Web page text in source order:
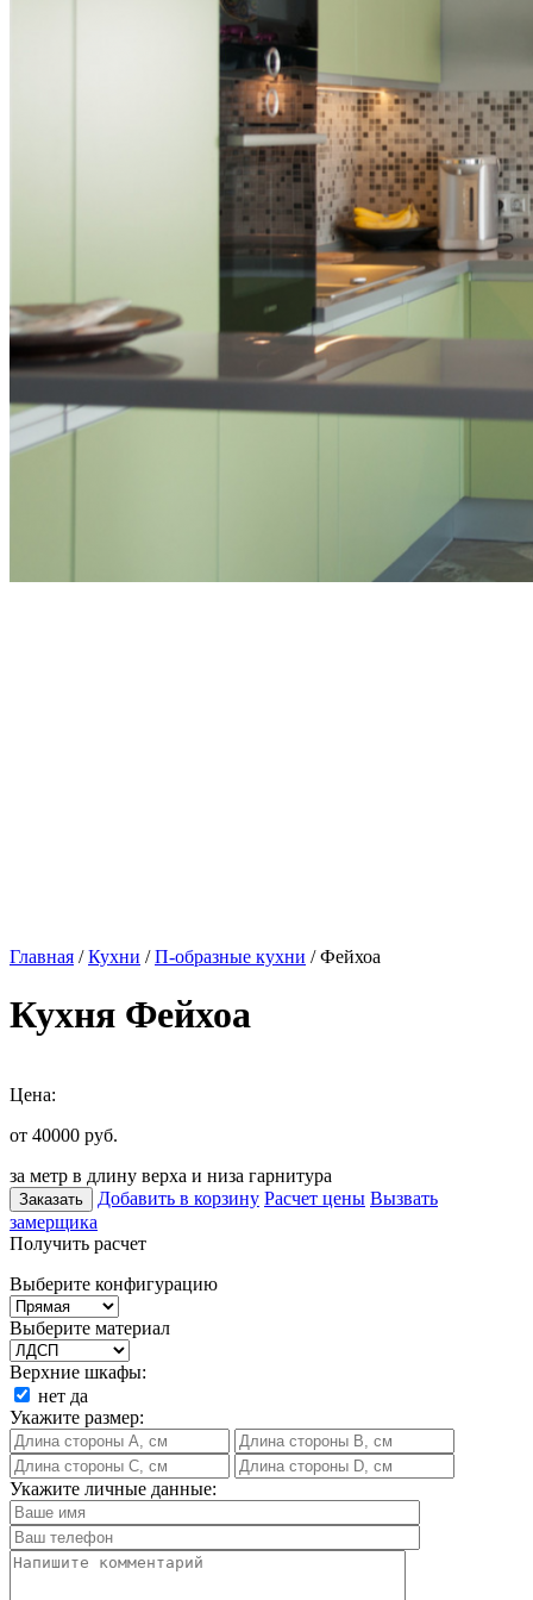
Главная /Кухни /П-образные кухни / Фейхоа
Кухня Фейхоа
Цена:
от 40000 руб.
за метр в длину верха и низа гарнитура
Заказать Добавить в корзину Расчет цены Вызвать
замерщика
Получить расчет
Выберите конфигурацию
Выберите материал
Верхние шкафы:
нет да
Укажите размер:
Укажите личные данные: